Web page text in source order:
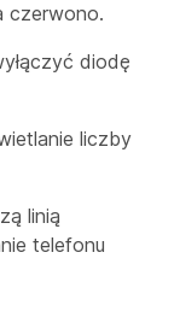
czerwono.
diodę
liczby
linią
telefonu